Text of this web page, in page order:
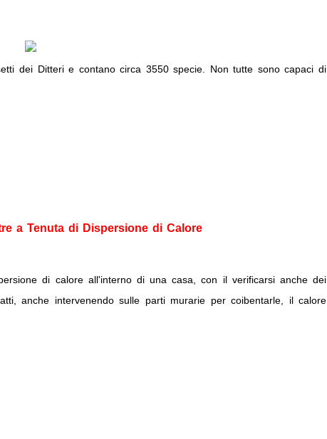
dei Ditteri e contano circa 3550 specie. Non tutte sono capaci di
a Tenuta di Dispersione di Calore
di calore all'interno di una casa, con il verificarsi anche dei
anche intervenendo sulle parti murarie per coibentarle, il calore